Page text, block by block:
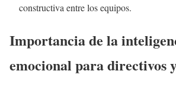
constructiva entre los equipos.
Importancia de la
emocional para directivos